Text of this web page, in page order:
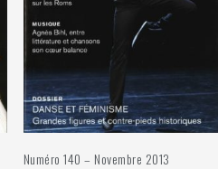
Numéro 140 – Novembre 2013